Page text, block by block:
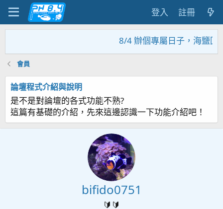
登入 註冊
8/4 辦個專屬日子，海鹽回
會員
論壇程式介紹與說明
是不是對論壇的各式功能不熟?
這篇有基礎的介紹，先來這邊認識一下功能介紹吧！
bifido0751
🔰🔰